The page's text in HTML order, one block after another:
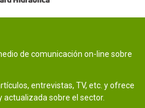
de comunicación on-line sobre
entrevistas, TV, etc. y ofrece
actualizada sobre el sector.